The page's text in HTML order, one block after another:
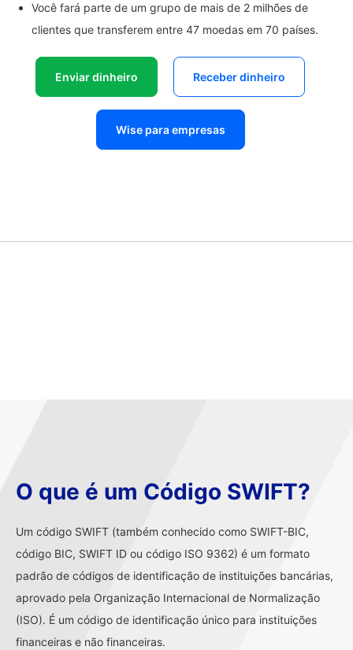
Você fará parte de um grupo de mais de 2 milhões de
clientes que transferem entre 47 moedas em 70 países.
Enviar dinheiro Receber dinheiro
Wise para empresas
O que é um Código SWIFT?
Um código SWIFT (também conhecido como SWIFT-BIC,
código BIC, SWIFT ID ou código ISO 9362) é um formato
padrão de códigos de identificação de instituições bancárias,
aprovado pela Organização Internacional de Normalização
(ISO). É um código de identificação único para instituições
financeiras e não financeiras.